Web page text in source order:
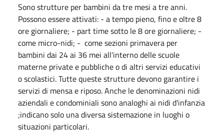
Sono strutture per bambini da tre mesi a tre anni.
Possono essere attivati: - a tempo pieno, fino e oltre 8
ore giornaliere; - part time sotto le 8 ore giornaliere; -
come micro-nidi; - come sezioni primavera per
bambini dai 24 ai 36 mei all'interno delle scuole
materne private e pubbliche o di altri servizi educativi
o scolastici. Tutte queste strutture devono garantire i
servizi di mensa e riposo. Anche le denominazioni nidi
aziendali e condominiali sono analoghi ai nidi d'infanzia
;indicano solo una diversa sistemazione in luoghi o
situazioni particolari.